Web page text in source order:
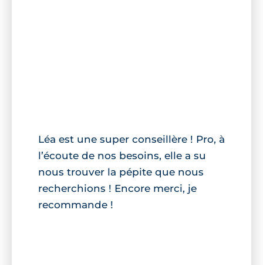
Léa est une super conseillère ! Pro, à
l’écoute de nos besoins, elle a su
nous trouver la pépite que nous
recherchions ! Encore merci, je
recommande !